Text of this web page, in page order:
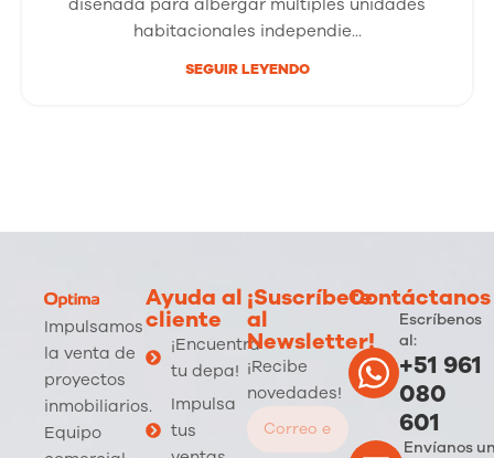
habitacionales independie...
SEGUIR LEYENDO
Impulsamos
la venta de
proyectos
inmobiliarios.
Equipo
Ayuda al
cliente
¡Encuentra
tu depa!
Impulsa
tus
¡Suscríbete
al
Newsletter!
¡Recibe
novedades!
Contáctanos
Escríbenos
al:
+51 961
080
601
Envíanos